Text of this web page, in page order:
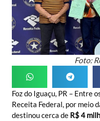
Foto:
Foz do Iguaçu, PR – Entre
Receita Federal, por meio
destinou cerca de R$ 4